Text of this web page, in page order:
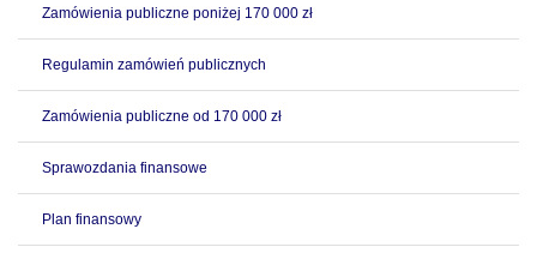
Zamówienia publiczne poniżej 170 000 zł
Regulamin zamówień publicznych
Zamówienia publiczne od 170 000 zł
Sprawozdania finansowe
Plan finansowy